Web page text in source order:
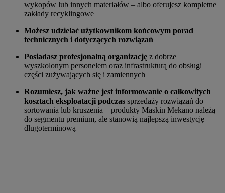
wykopów lub innych materiałów – albo oferujesz kompletne
zakłady recyklingowe
Możesz udzielać użytkownikom końcowym porad
technicznych i dotyczących rozwiązań
Posiadasz profesjonalną organizację z dobrze
wyszkolonym personelem oraz infrastrukturą do obsługi
części zużywających się i zamiennych
Rozumiesz, jak ważne jest informowanie o całkowitych
kosztach eksploatacji podczas sprzedaży rozwiązań do
sortowania lub kruszenia – produkty Maskin Mekano należą
do segmentu premium, ale stanowią najlepszą inwestycję
długoterminową